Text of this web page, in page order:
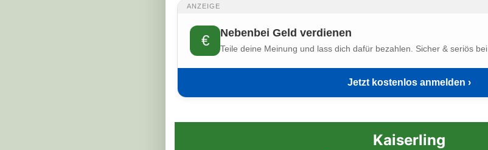
ANZEIGE
€ Nebenbei Geld verdienen
Teile deine Meinung und lass dich dafür bezahlen. Sicher & seriös bei
Jetzt kostenlos anmelden ›
Kaiserling